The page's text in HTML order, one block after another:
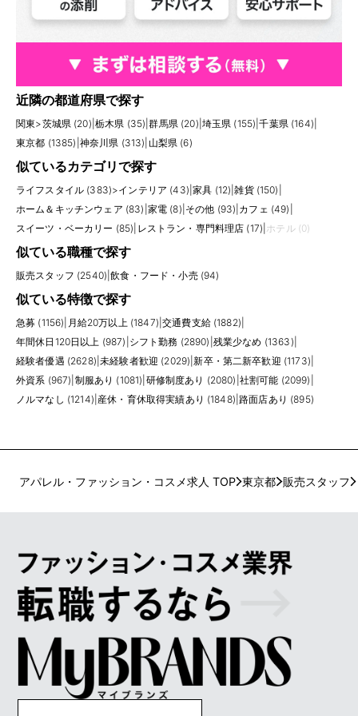
近隣の都道府県で探す
関東>茨城県 (20) 栃木県 (35) |群馬県 (20) 埼玉県 (155) |千葉県 (164)
東京都 (1385) 神奈川県 (313) 山梨県 (6)
似ているカテゴリで探す
ライフスタイル (383)>インテリア (43) |家具 (12) |雑貨 (150)
ホーム＆キッチンウェア (83) 家電 (8) その他 (93) カフェ (49)
スイーツ・ベーカリー (85) レストラン・専門料理店 (17) ホテル (0)
似ている職種で探す
販売スタッフ (2540) |飲食・フード・小売 (94)
似ている特徴で探す
急募 (1156) 月給20万以上 (1847) |交通費支給 (1882)
年間休日120日以上 (987) シフト勤務 (2890) 残業少なめ (1363)
経験者優遇 (2628) |未経験者歓迎 (2029) |新卒・第二新卒歓迎 (1173)
外資系 (967) 制服あり (1081) 研修制度あり (2080) 社割可能 (2099)
ノルマなし (1214) 産休・育休取得実績あり (1848) |路面店あり (895)
アパレル・ファッション・コスメ求人 TOP 東京都 販売スタッフ